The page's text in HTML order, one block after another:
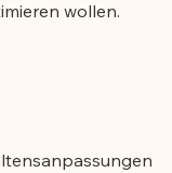
wollen.